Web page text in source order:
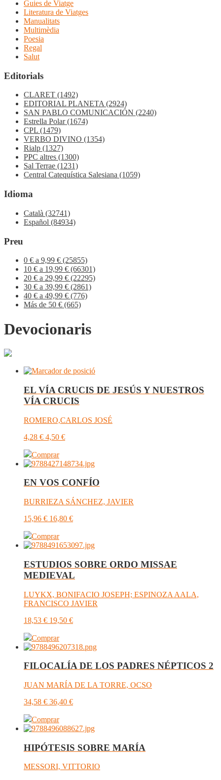
Guies de Viatge
Literatura de Viatges
Manualitats
Multimèdia
Poesia
Regal
Salut
Editorials
CLARET (1492)
EDITORIAL PLANETA(2924)
SAN PABLO COMUNICACIÓN (2240)
Estrella Polar(1674)
CPL (1479)
VERBO DIVINO (1354)
Rialp (1327)
PPC altres (1300)
Sal Terrae (1231)
Central Catequística Salesiana (1059)
Idioma
Català (32741)
Español (84934)
Preu
0 € a 9,99 € (25855)
10 € a 19,99 € (66301)
20 € a 29,99 € (22295)
30 € a 39,99 € (2861)
40 € a 49,99 € (776)
Más de 50 € (665)
Devocionaris
EL VÍA CRUCIS DE JESÚS Y NUESTROS
VÍA CRUCIS
ROMERO,CARLOS JOSÉ
4,28 € 4,50 €
Comprar
EN VOS CONFÍO
BURRIEZA SÁNCHEZ, JAVIER
15,96 € 16,80 €
Comprar
ESTUDIOS SOBRE ORDO MISSAE
MEDIEVAL
LUYKX, BONIFACIO JOSEPH; ESPINOZA AALA,
FRANCISCO JAVIER
18,53 € 19,50 €
Comprar
FILOCALÍA DE LOS PADRES NÉPTICOS 2
JUAN MARÍA DE LA TORRE, OCSO
34,58 € 36,40 €
Comprar
HIPÓTESIS SOBRE MARÍA
MESSORI, VITTORIO